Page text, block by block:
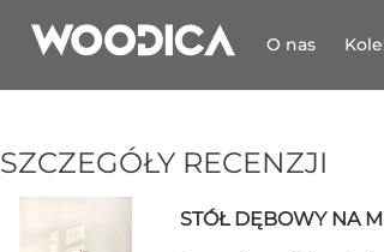
O nas
SZCZEGÓŁY RECENZJI
STÓŁ DĘBOWY NA